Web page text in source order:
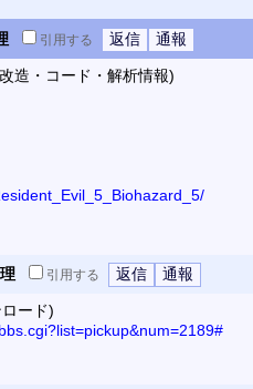
引用する
造・コード・解析情報)
引用する
ード)